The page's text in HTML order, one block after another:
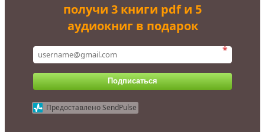
получи 3 книги pdf и 5
аудиокниг в подарок
*
Подписаться
Предоставлено SendPulse